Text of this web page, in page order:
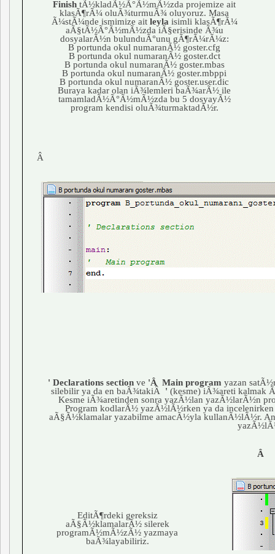
Finish tÃ½kladÃ½Ã°Ã½mÃ½zda projemize ait
klasÃ¶rÃ¼ oluÃ¾turmuÃ¾ oluyoruz. Masa
Ã¼stÃ¼nde ismimize ait leyla isimli klasÃ¶rÃ¼
aÃ§tÃ½Ã°Ã½mÃ½zda iÃ§erisinde Ã¾u
dosyalarÃ½n bulunduÃ°unu gÃ¶rÃ¼rÃ¼z:
B portunda okul numaranÃ½ goster.cfg
B portunda okul numaranÃ½ goster.dct
B portunda okul numaranÃ½ goster.mbas
B portunda okul numaranÃ½ goster.mbppi
B portunda okul numaranÃ½ goster.user.dic
Buraya kadar olan iÃ¾lemleri baÃ¾arÃ½ ile
tamamladÃ½Ã°Ã½mÃ½zda bu 5 dosyayÃ½
program kendisi oluÃ¾turmaktadÃ½r.
Â
' Declarations sectionve 'Â Main programyazan
silebilir ya da en baÃ¾takiÂ '(kesme) iÃ¾areti kalmak
Kesme iÃ¾aretinden sonra yazÃ½lan yazÃ½larÃ½n
Program kodlarÃ½ yazÃ½lÃ½rken ya da
aÃ§Ã½klamalar yazabilme amacÃ½yla kullanÃ½lÃ½r.
Â
EditÃ¶rdeki gereksiz
aÃ§Ã½klamalarÃ½ silerek
programÃ½mÃ½zÃ½ yazmaya
baÃ¾layabiliriz.